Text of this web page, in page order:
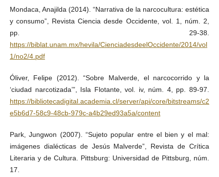
Mondaca, Anajilda (2014). “Narrativa de la narcocultura: estética
y consumo”, Revista Ciencia desde Occidente, vol. 1, núm. 2,
pp. 29-38.
https://biblat.unam.mx/hevila/CienciadesdeelOccidente/2014/vol
1/no2/4.pdf
Óliver, Felipe (2012). “Sobre Malverde, el narcocorrido y la
‘ciudad narcotizada’”, Isla Flotante, vol. iv, núm. 4, pp. 89-97.
https://bibliotecadigital.academia.cl/server/api/core/bitstreams/c2
e5b6d7-58c9-48cb-979c-a4b29ed93a5a/content
Park, Jungwon (2007). “Sujeto popular entre el bien y el mal:
imágenes dialécticas de Jesús Malverde”, Revista de Crítica
Literaria y de Cultura. Pittsburg: Universidad de Pittsburg, núm.
17.